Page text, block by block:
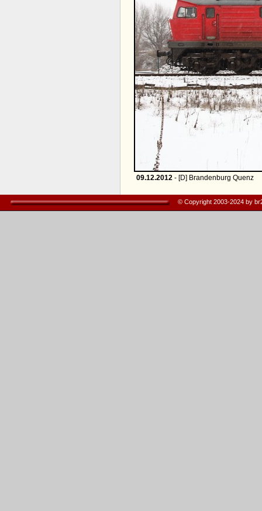
09.12.2012- [D] Brandenburg Quenz
© Copyright 2003-2024 by